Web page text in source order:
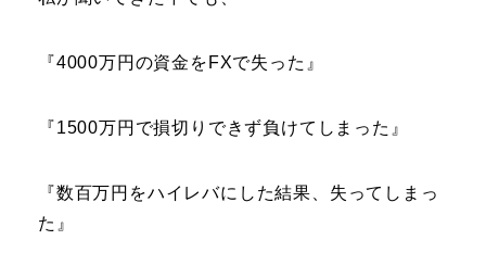
『4000万円の資金をFXで失った』
『1500万円で損切りできず負けてしまった』
『数百万円をハイレバにした結果、失ってしまっ
た』